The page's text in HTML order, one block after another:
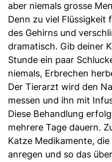
aber niemals grosse
Denn zu viel Flüssigkeit
des Gehirns und
dramatisch. Gib deiner
Stunde ein paar
niemals, Erbrechen
Der Tierarzt wird den
messen und ihn mit
Diese Behandlung
mehrere Tage dauern.
Katze Medikamente,
anregen und so das